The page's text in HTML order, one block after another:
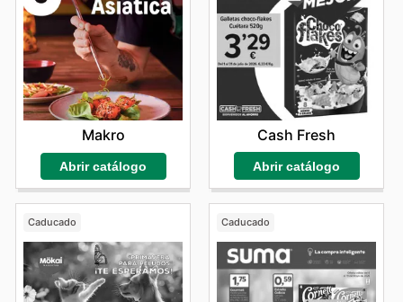
Makro
Abrir catálogo
Cash Fresh
Abrir catálogo
Caducado Caducado